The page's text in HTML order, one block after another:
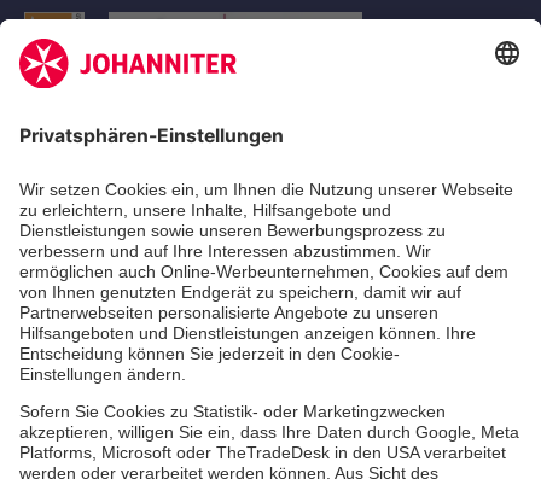
Aus- & Fortbildungen
Erste-Hilfe-Kurse
Jobs & Ehrenamt
Freiwilligendienst
Spendenprojekte
Johanniter-Jugend